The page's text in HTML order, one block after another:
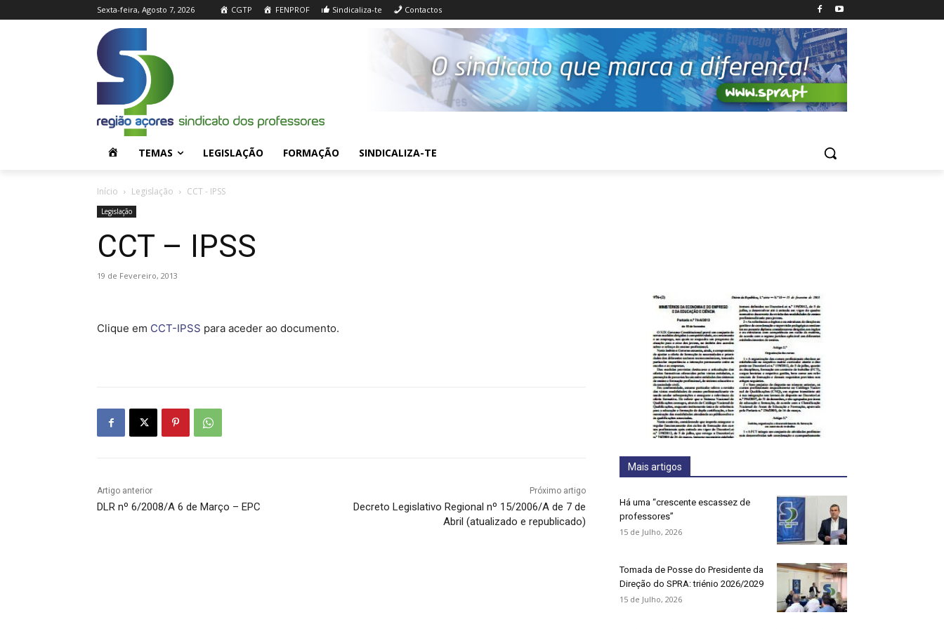
Sexta-feira, Agosto 7, 2026 CGTP FENPROF Sindicaliza-te Contactos
M
E
TEMAS LEGISLAÇÃO FORMAÇÃO SINDICALIZA-TE
Início Legislação CCT - IPSS
Legislação
CCT – IPSS
19 de Fevereiro, 2013
Clique em CCT-IPSS para aceder ao documento.
Artigo anterior
DLR nº 6/2008/A 6 de Março – EPC
Próximo artigo
Decreto Legislativo Regional nº 15/2006/A de 7 de
Abril (atualizado e republicado)
Mais artigos
Há uma “crescente escassez de
professores”
15 de Julho, 2026
Tomada de Posse do Presidente da
Direção do SPRA: triénio 2026/2029
15 de Julho, 2026